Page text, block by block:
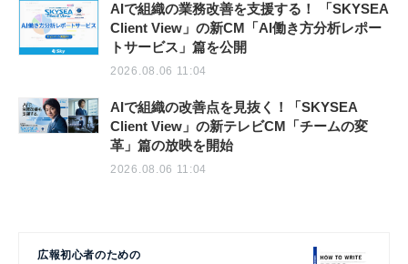
AIで組織の業務改善を支援する！ 「SKYSEA
Client View」の新CM「AI働き方分析レポー
トサービス」篇を公開
2026.08.06 11:04
AIで組織の改善点を見抜く！「SKYSEA
Client View」の新テレビCM「チームの変
革」篇の放映を開始
2026.08.06 11:04
広報初心者のための